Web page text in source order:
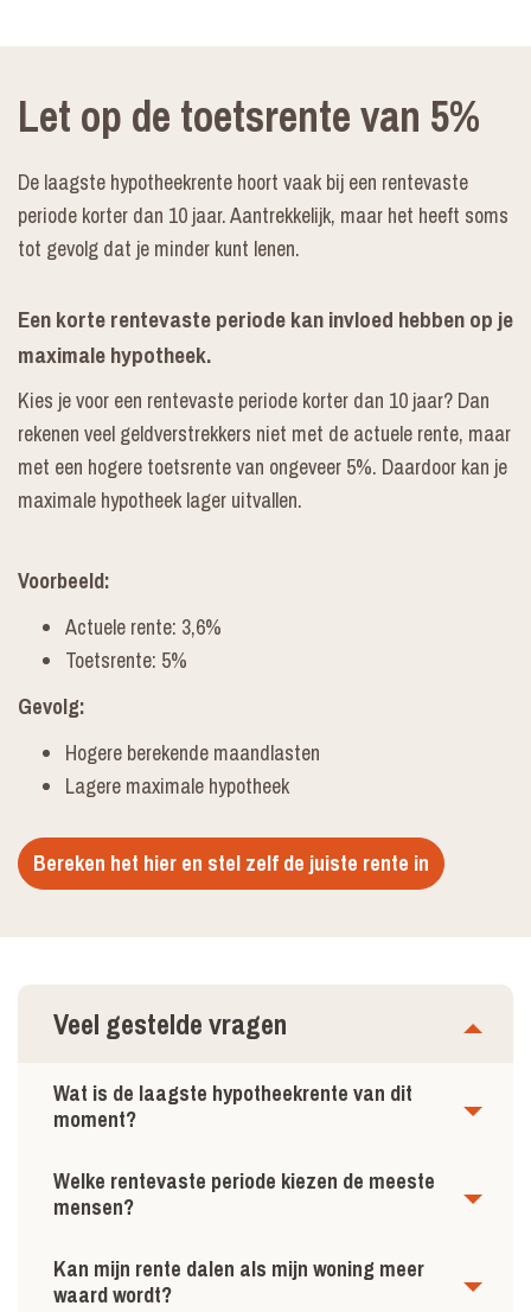
Let op de toetsrente van 5%
De laagste hypotheekrente hoort vaak bij een rentevaste
periode korter dan 10 jaar. Aantrekkelijk, maar het heeft soms
tot gevolg dat je minder kunt lenen.
Een korte rentevaste periode kan invloed hebben op je
maximale hypotheek.
Kies je voor een rentevaste periode korter dan 10 jaar? Dan
rekenen veel geldverstrekkers niet met de actuele rente, maar
met een hogere toetsrente van ongeveer 5%. Daardoor kan je
maximale hypotheek lager uitvallen.
Voorbeeld:
Actuele rente: 3,6%
Toetsrente: 5%
Gevolg:
Hogere berekende maandlasten
Lagere maximale hypotheek
Bereken het hier en stel zelf de juiste rente in
Veel gestelde vragen
Wat is de laagste hypotheekrente van dit
moment?
Welke rentevaste periode kiezen de meeste
mensen?
Kan mijn rente dalen als mijn woning meer
waard wordt?